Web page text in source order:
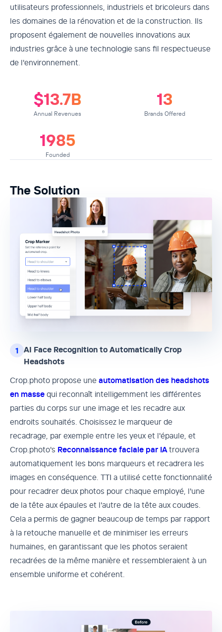
utilisateurs professionnels, industriels et bricoleurs dans
les domaines de la rénovation et de la construction. Ils
proposent également de nouvelles innovations aux
industries grâce à une technologie sans fil respectueuse
de l'environnement.
$13.7B
Annual Revenues
13
Brands Offered
1985
Founded
The Solution
1 AI Face Recognition to Automatically Crop
Headshots
Crop.photo propose une automatisation des headshots
en masse qui reconnaît intelligemment les différentes
parties du corps sur une image et les recadre aux
endroits souhaités. Choisissez le marqueur de
recadrage, par exemple entre les yeux et l'épaule, et
Crop.photo's Reconnaissance faciale par IA trouvera
automatiquement les bons marqueurs et recadrera les
images en conséquence. TTI a utilisé cette fonctionnalité
pour recadrer deux photos pour chaque employé, l'une
de la tête aux épaules et l'autre de la tête aux coudes.
Cela a permis de gagner beaucoup de temps par rapport
à la retouche manuelle et de minimiser les erreurs
humaines, en garantissant que les photos seraient
recadrées de la même manière et ressembleraient à un
ensemble uniforme et cohérent.